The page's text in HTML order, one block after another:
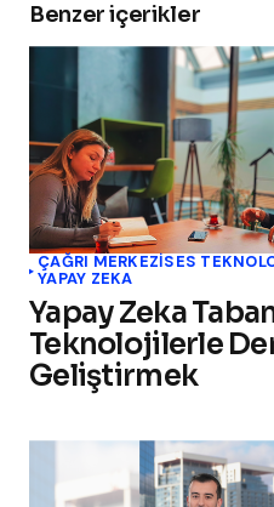
Benzer içerikler
ÇAĞRI MERKEZISES
YAPAY ZEKA
Yapay Zeka
Teknolojilerle
Geliştirmek